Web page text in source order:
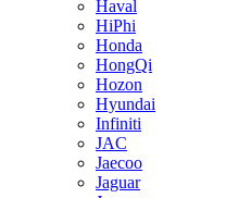
Haval
HiPhi
Honda
HongQi
Hozon
Hyundai
Infiniti
JAC
Jaecoo
Jaguar